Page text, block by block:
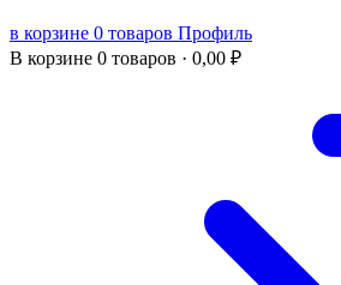
в корзине 0 товаров Профиль
В корзине 0 товаров · 0,00 ₽